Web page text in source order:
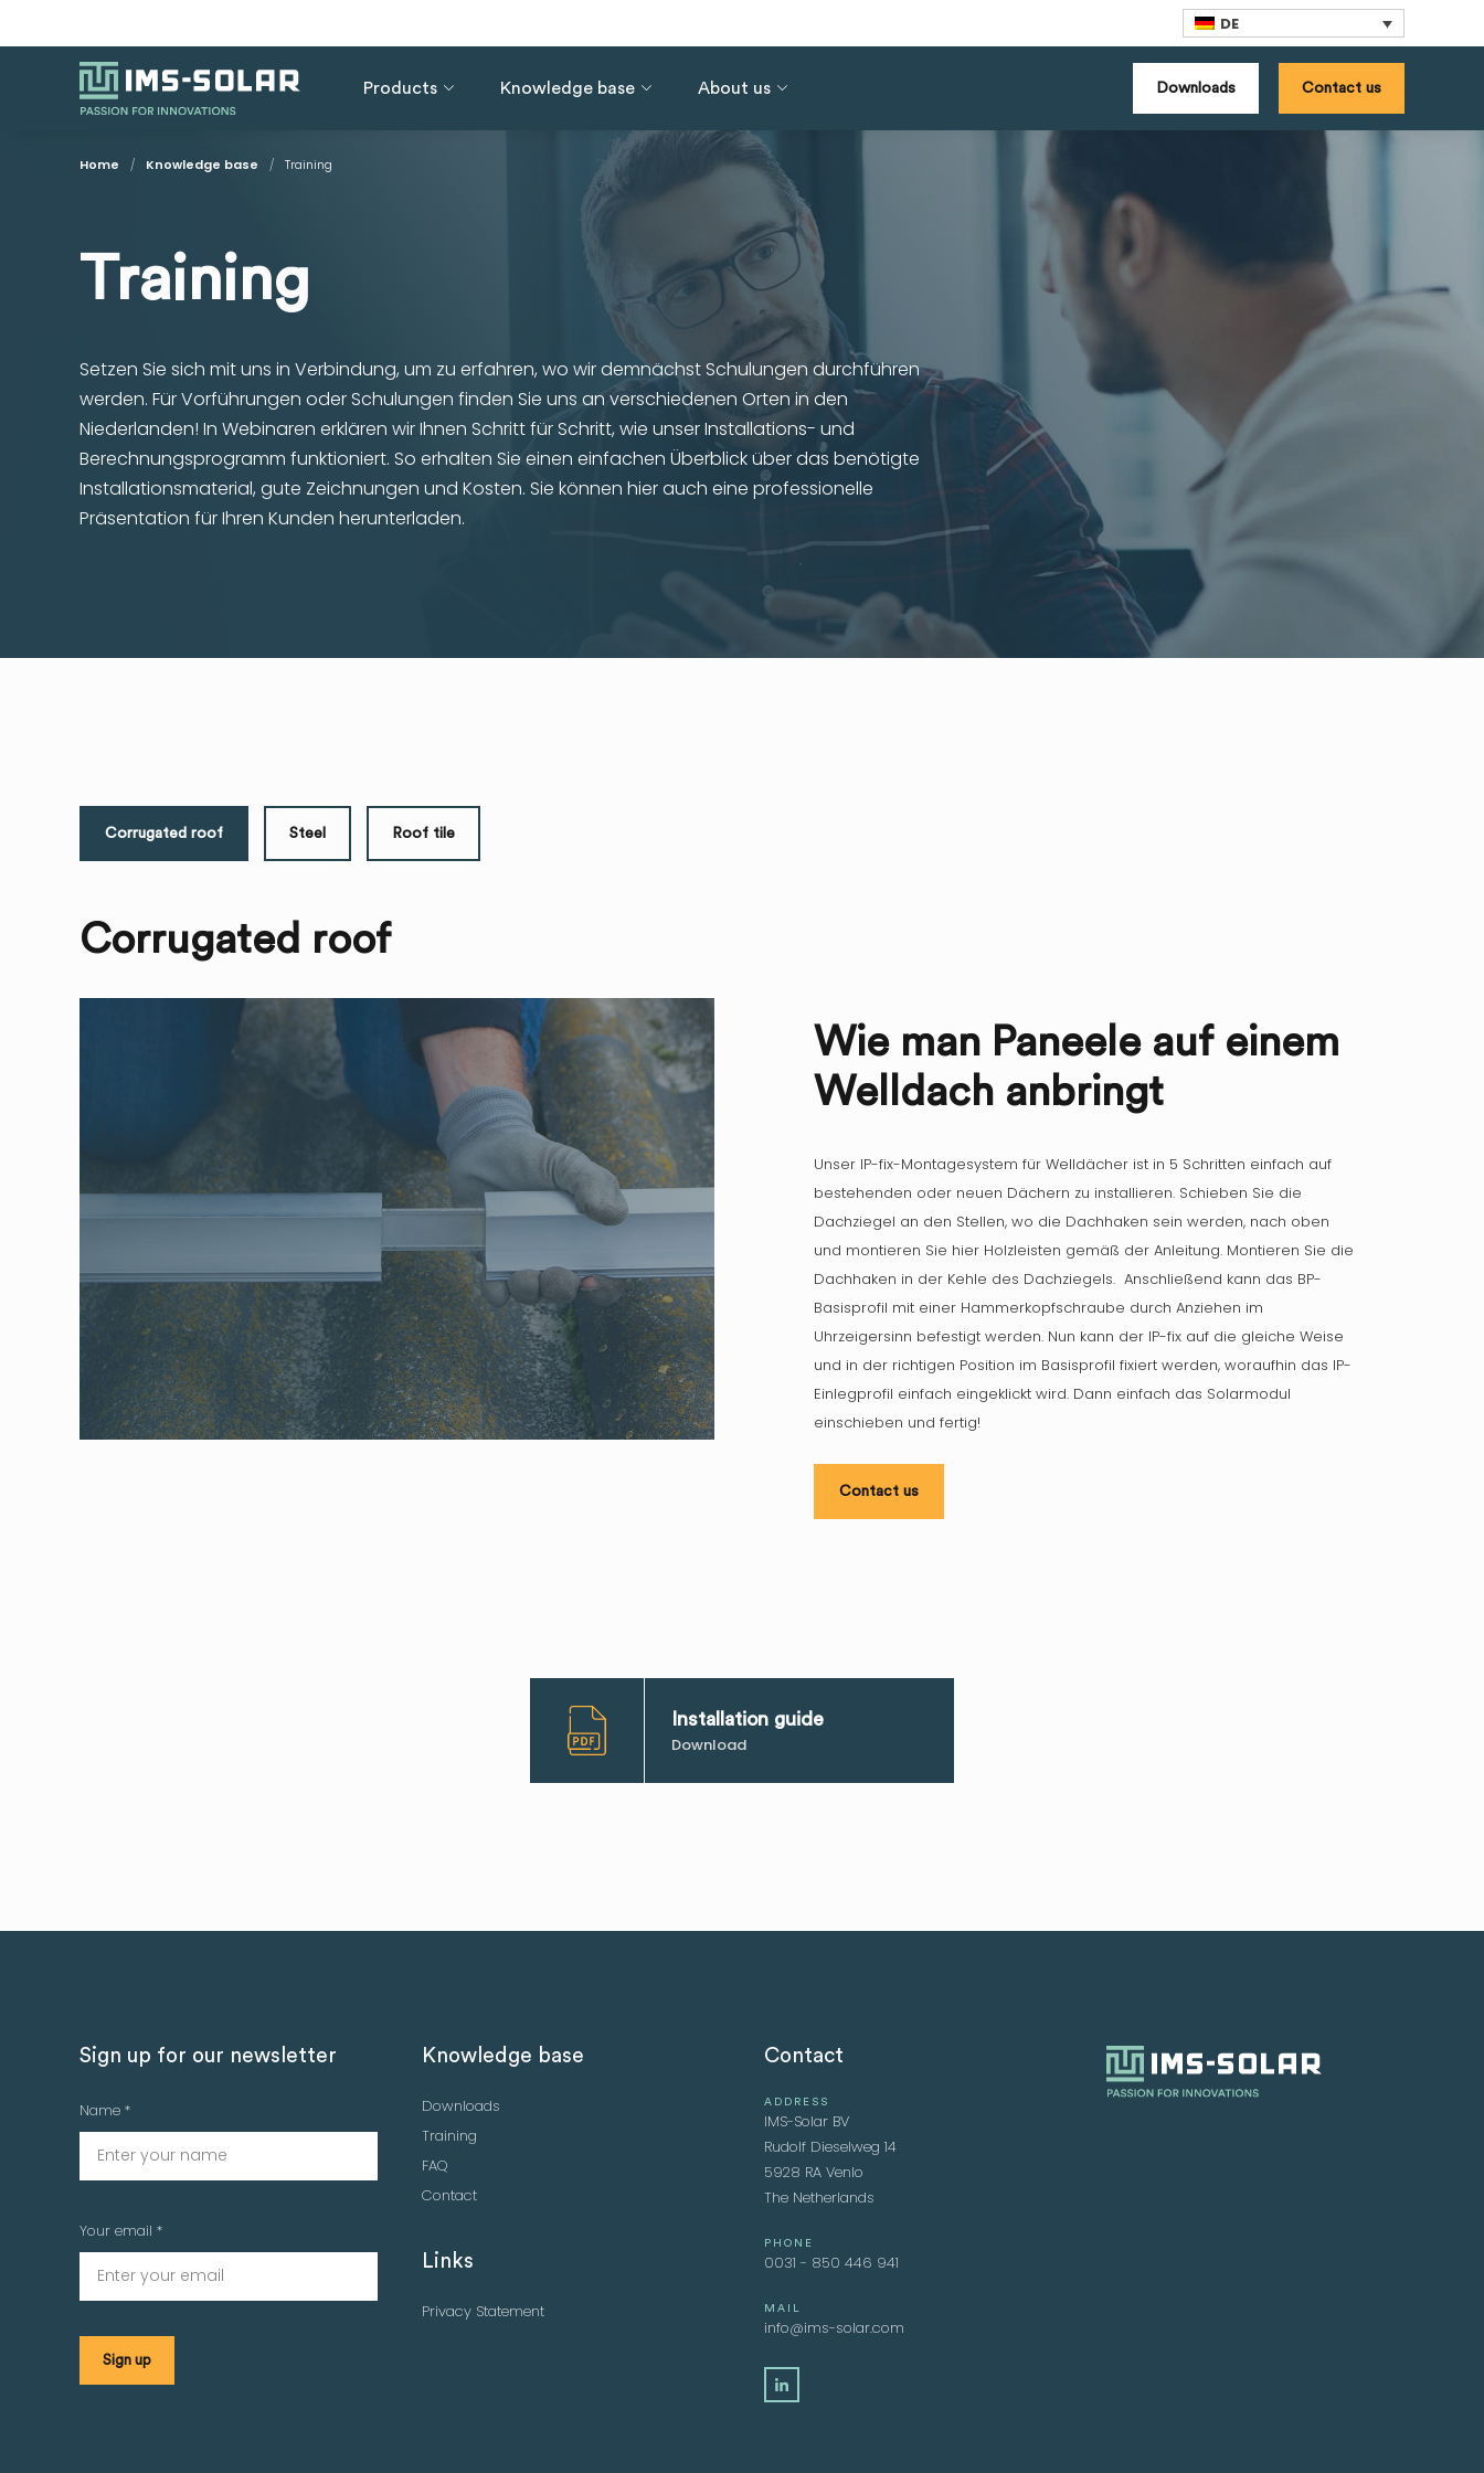
DE
Products Knowledge base About us Downloads Contact us
Home / Knowledge base / Training
Training
Setzen Sie sich mit uns in Verbindung, um zu erfahren, wo wir demnächst Schulungen durchführen
werden. Für Vorführungen oder Schulungen finden Sie uns an verschiedenen Orten in den
Niederlanden! In Webinaren erklären wir Ihnen Schritt für Schritt, wie unser Installations- und
Berechnungsprogramm funktioniert. So erhalten Sie einen einfachen Überblick über das benötigte
Installationsmaterial, gute Zeichnungen und Kosten. Sie können hier auch eine professionelle
Präsentation für Ihren Kunden herunterladen.
Corrugated roof Steel Roof tile
Corrugated roof
Wie man Paneele auf einem
Welldach anbringt
Unser IP-fix-Montagesystem für Welldächer ist in 5 Schritten einfach auf
bestehenden oder neuen Dächern zu installieren. Schieben Sie die
Dachziegel an den Stellen, wo die Dachhaken sein werden, nach oben
und montieren Sie hier Holzleisten gemäß der Anleitung. Montieren Sie die
Dachhaken in der Kehle des Dachziegels. Anschließend kann das BP-
Basisprofil mit einer Hammerkopfschraube durch Anziehen im
Uhrzeigersinn befestigt werden. Nun kann der IP-fix auf die gleiche Weise
und in der richtigen Position im Basisprofil fixiert werden, woraufhin das IP-
Einlegprofil einfach eingeklickt wird. Dann einfach das Solarmodul
einschieben und fertig!
Contact us
Installation guide
Download
Sign up for our newsletter
Name *
Your email *
Knowledge base
Downloads
Training
FAQ
Contact
Links
Privacy Statement
Contact
ADDRESS
IMS-Solar BV
Rudolf Dieselweg 14
5928 RA Venlo
The Netherlands
PHONE
0031 - 850 446 941
MAIL
info@ims-solar.com